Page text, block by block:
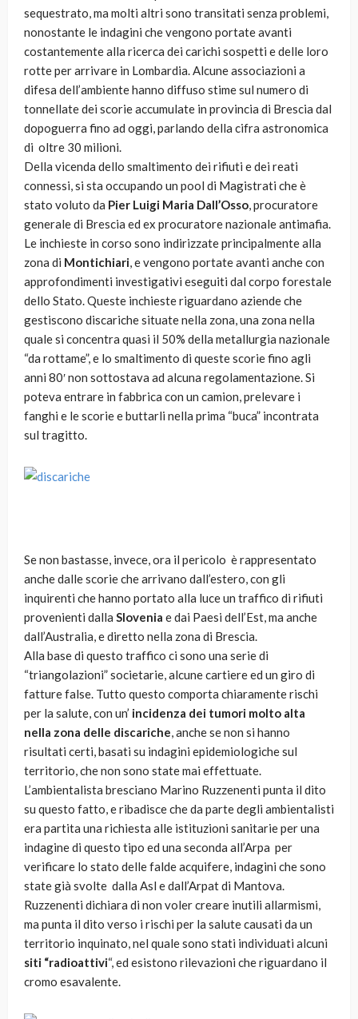
sequestrato, ma molti altri sono transitati senza problemi,
nonostante le indagini che vengono portate avanti
costantemente alla ricerca dei carichi sospetti e delle loro
rotte per arrivare in Lombardia. Alcune associazioni a
difesa dell’ambiente hanno diffuso stime sul numero di
tonnellate dei scorie accumulate in provincia di Brescia dal
dopoguerra fino ad oggi, parlando della cifra astronomica
di oltre 30 milioni.
Della vicenda dello smaltimento dei rifiuti e dei reati
connessi, si sta occupando un pool di Magistrati che è
stato voluto da Pier Luigi Maria Dall’Osso, procuratore
generale di Brescia ed ex procuratore nazionale antimafia.
Le inchieste in corso sono indirizzate principalmente alla
zona di Montichiari, e vengono portate avanti anche con
approfondimenti investigativi eseguiti dal corpo forestale
dello Stato. Queste inchieste riguardano aziende che
gestiscono discariche situate nella zona, una zona nella
quale si concentra quasi il 50% della metallurgia nazionale
“da rottame”, e lo smaltimento di queste scorie fino agli
anni 80′ non sottostava ad alcuna regolamentazione. Si
poteva entrare in fabbrica con un camion, prelevare i
fanghi e le scorie e buttarli nella prima “buca” incontrata
sul tragitto.
Se non bastasse, invece, ora il pericolo è rappresentato
anche dalle scorie che arrivano dall’estero, con gli
inquirenti che hanno portato alla luce un traffico di rifiuti
provenienti dalla Slovenia e dai Paesi dell’Est, ma anche
dall’Australia, e diretto nella zona di Brescia.
Alla base di questo traffico ci sono una serie di
“triangolazioni” societarie, alcune cartiere ed un giro di
fatture false. Tutto questo comporta chiaramente rischi
per la salute, con un’ incidenza dei tumori molto alta
nella zona delle discariche, anche se non si hanno
risultati certi, basati su indagini epidemiologiche sul
territorio, che non sono state mai effettuate.
L’ambientalista bresciano Marino Ruzzenenti punta il dito
su questo fatto, e ribadisce che da parte degli ambientalisti
era partita una richiesta alle istituzioni sanitarie per una
indagine di questo tipo ed una seconda all’Arpa per
verificare lo stato delle falde acquifere, indagini che sono
state già svolte dalla Asl e dall’Arpat di Mantova.
Ruzzenenti dichiara di non voler creare inutili allarmismi,
ma punta il dito verso i rischi per la salute causati da un
territorio inquinato, nel quale sono stati individuati alcuni
siti “radioattivi“, ed esistono rilevazioni che riguardano il
cromo esavalente.